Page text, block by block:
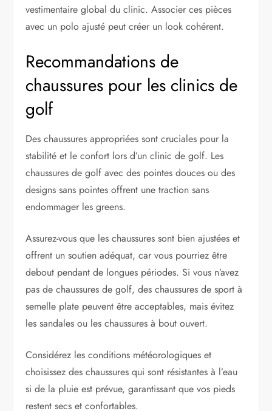
vestimentaire global du clinic. Associer ces pièces
avec un polo ajusté peut créer un look cohérent.
Recommandations de
chaussures pour les clinics de
golf
Des chaussures appropriées sont cruciales pour la
stabilité et le confort lors d’un clinic de golf. Les
chaussures de golf avec des pointes douces ou des
designs sans pointes offrent une traction sans
endommager les greens.
Assurez-vous que les chaussures sont bien ajustées et
offrent un soutien adéquat, car vous pourriez être
debout pendant de longues périodes. Si vous n’avez
pas de chaussures de golf, des chaussures de sport à
semelle plate peuvent être acceptables, mais évitez
les sandales ou les chaussures à bout ouvert.
Considérez les conditions météorologiques et
choisissez des chaussures qui sont résistantes à l’eau
si de la pluie est prévue, garantissant que vos pieds
restent secs et confortables.